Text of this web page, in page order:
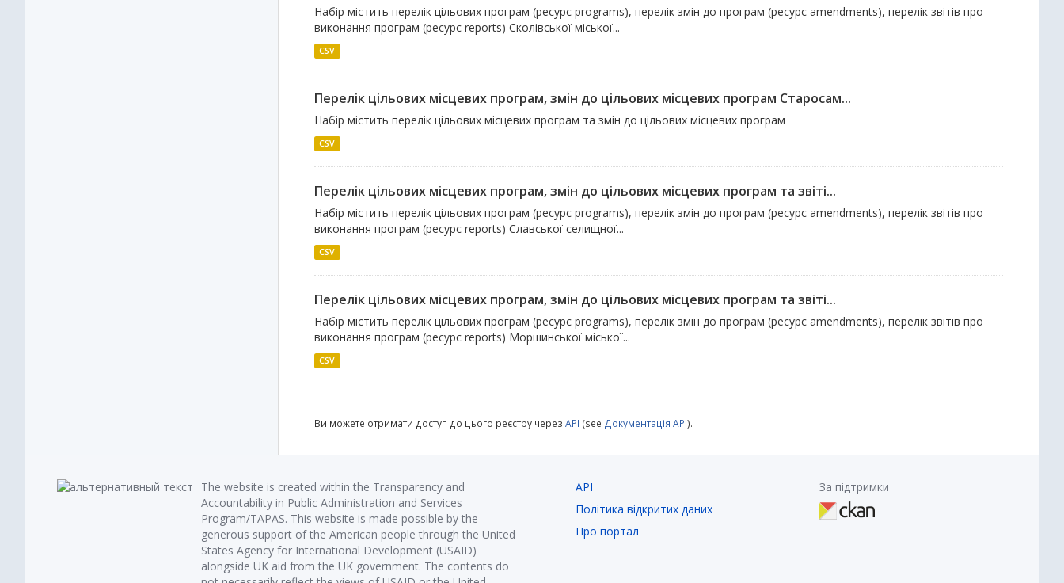
Набір містить перелік цільових програм (ресурс programs), перелік змін до програм (ресурс amendments), перелік звітів про
виконання програм (ресурс reports) Сколівської міської...
CSV
Перелік цільових місцевих програм, змін до цільових місцевих програм Старосам...
Набір містить перелік цільових місцевих програм та змін до цільових місцевих програм
CSV
Перелік цільових місцевих програм, змін до цільових місцевих програм та звіті...
Набір містить перелік цільових програм (ресурс programs), перелік змін до програм (ресурс amendments), перелік звітів про
виконання програм (ресурс reports) Славської селищної...
CSV
Перелік цільових місцевих програм, змін до цільових місцевих програм та звіті...
Набір містить перелік цільових програм (ресурс programs), перелік змін до програм (ресурс amendments), перелік звітів про
виконання програм (ресурс reports) Моршинської міської...
CSV
Ви можете отримати доступ до цього реєстру через API (see Документація API).
The website is created within the Transparency and
Accountability in Public Administration and Services
Program/TAPAS. This website is made possible by the
generous support of the American people through the United
States Agency for International Development (USAID)
alongside UK aid from the UK government. The contents do
API
Політика відкритих даних
Про портал
За підтримки